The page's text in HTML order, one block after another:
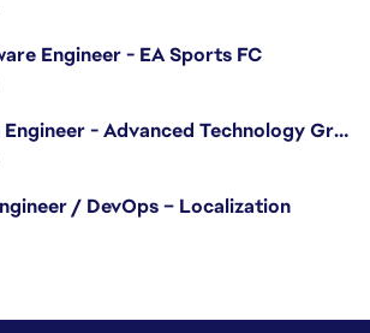
Engineer - EA Sports FC
Senior Software Engineer - Advanced Technology Group
/ DevOps – Localization